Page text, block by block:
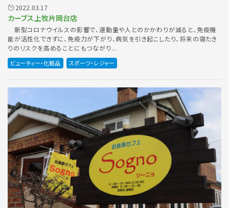
2022.03.17
カーブス上牧片岡台店
新型コロナウイルスの影響で、運動量や人とのかかわりが減ると、免疫機
能が活性化できずに、免疫力が下がり、病気を引き起こしたり、将来の寝たき
りのリスクを高めることにもつながり...
ビューティー・化粧品 スポーツ・レジャー